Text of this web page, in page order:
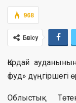
968
Бөлісу
Қордай
фуд» дүңгіршегі
Облыстық